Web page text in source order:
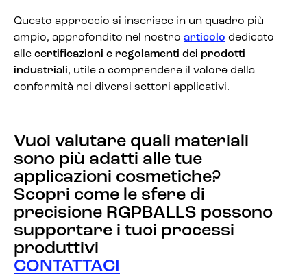
Questo approccio si inserisce in un quadro più
ampio, approfondito nel nostro articolo dedicato
alle certificazioni e regolamenti dei prodotti
industriali, utile a comprendere il valore della
conformità nei diversi settori applicativi.
Vuoi valutare quali materiali
sono più adatti alle tue
applicazioni cosmetiche?
Scopri come le sfere di
precisione RGPBALLS possono
supportare i tuoi processi
produttivi
CONTATTACI